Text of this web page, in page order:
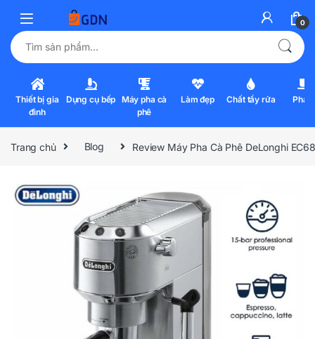
0
Tìm kiếm:
Thiết bị gia
đình
Dụng cụ bếp Máy pha cà
phê
Làm đẹp Chất tẩy rửa Pha
Trang chủ Blog Review Máy Pha Cà Phê DeLonghi